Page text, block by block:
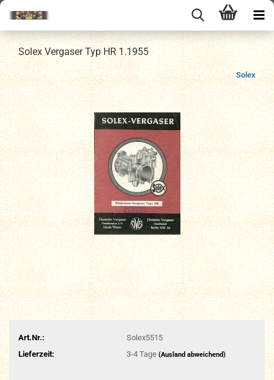
Solex Vergaser Typ HR 1.1955
Solex
Art.Nr.:
Solex5515
Lieferzeit:
3-4 Tage (Ausland abweichend)